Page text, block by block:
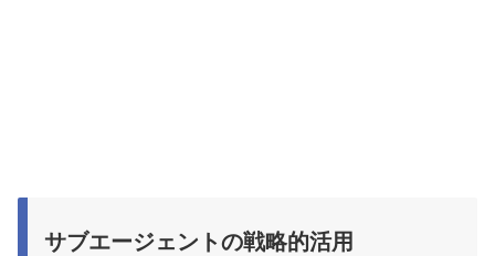
サブエージェントの戦略的活用